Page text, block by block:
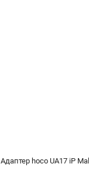
Адаптер hoco UA17 iP